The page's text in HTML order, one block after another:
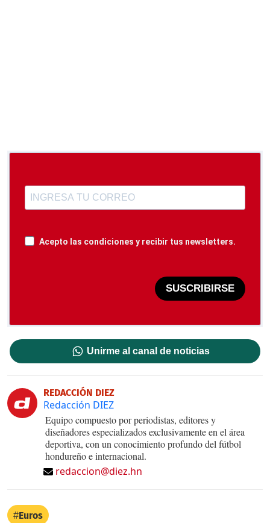
Acepto las condiciones y recibir tus newsletters.
SUSCRIBIRSE
Unirme al canal de noticias
REDACCIÓN DIEZ
Redacción DIEZ
Equipo compuesto por periodistas, editores y
diseñadores especializados exclusivamente en el área
deportiva, con un conocimiento profundo del fútbol
hondureño e internacional.
redaccion@diez.hn
Euros